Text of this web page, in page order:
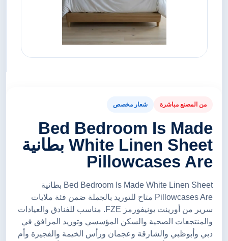
من المصنع مباشرة شعار مخصص
Bed Bedroom Is Made
White Linen Sheet بطانية
Pillowcases Are
Bed Bedroom Is Made White Linen Sheet بطانية
Pillowcases Are متاح للتوريد بالجملة ضمن فئة ملايات
سرير من أورينت يونيفورمز FZE. مناسب للفنادق والعيادات
والمنتجعات الصحية والسكن المؤسسي وتوريد المرافق في
دبي وأبوظبي والشارقة وعجمان ورأس الخيمة والفجيرة وأم